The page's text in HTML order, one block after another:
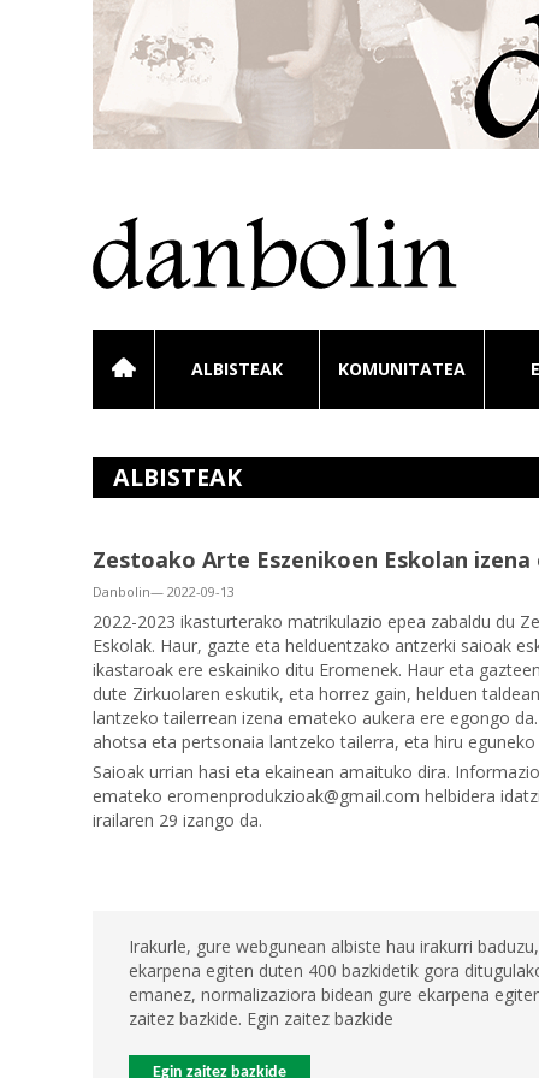
ALBISTEAK KOMUNITATEA
ALBISTEAK
Zestoako Arte Eszenikoen Eskolan
Danbolin— 2022-09-13
2022-2023 ikasturterako matrikulazio epea zabaldu du
Eskolak. Haur, gazte eta helduentzako antzerki saioak
ikastaroak ere eskainiko ditu Eromenek. Haur eta
dute Zirkuolaren eskutik, eta horrez gain, helduen
lantzeko tailerrean izena emateko aukera ere egongo
ahotsa eta pertsonaia lantzeko tailerra, eta hiru eguneko
Saioak urrian hasi eta ekainean amaituko dira.
emateko eromenprodukzioak@gmail.com helbidera
irailaren 29 izango da.
Irakurle, gure webgunean albiste hau irakurri
ekarpena egiten duten 400 bazkidetik gora
emanez, normalizaziora bidean gure ekarpena
zaitez bazkide. Egin zaitez bazkide
Egin zaitez bazkide